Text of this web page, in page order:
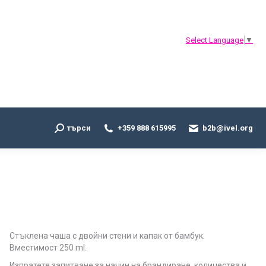
Select Language ▼
Search:
търси +359 888 615995 b2b@ivel.org
Стъклена чаша с двойни стени и капак от бамбук.
Вместимост 250 ml.